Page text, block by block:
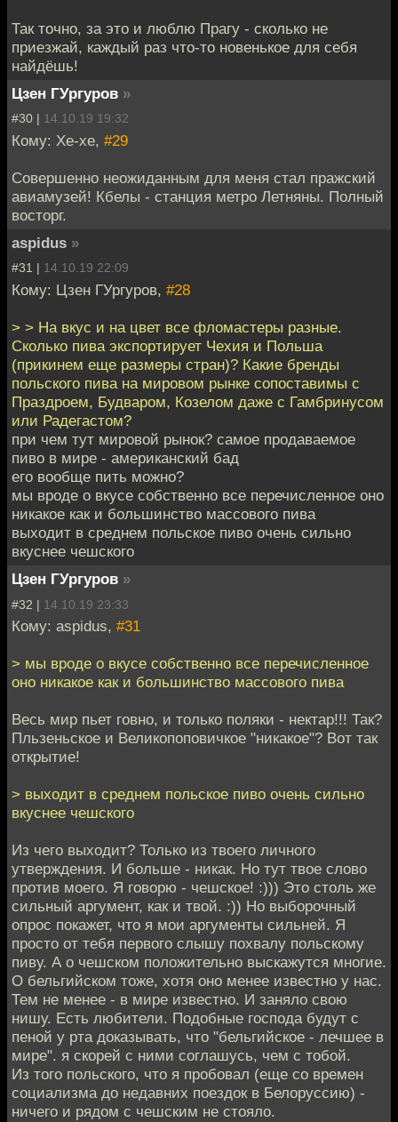
Так точно, за это и люблю Прагу - сколько не
приезжай, каждый раз что-то новенькое для себя
найдёшь!
Цзен ГУргуров »
#30 | 14.10.19 19:32
Кому: Хе-хе, #29
Совершенно неожиданным для меня стал пражский
авиамузей! Кбелы - станция метро Летняны. Полный
восторг.
aspidus »
#31 | 14.10.19 22:09
Кому: Цзен ГУргуров, #28
> > На вкус и на цвет все фломастеры разные.
Сколько пива экспортирует Чехия и Польша
(прикинем еще размеры стран)? Какие бренды
польского пива на мировом рынке сопоставимы с
Праздроем, Будваром, Козелом даже с Гамбринусом
или Радегастом?
при чем тут мировой рынок? самое продаваемое
пиво в мире - американский бад
его вообще пить можно?
мы вроде о вкусе собственно все перечисленное оно
никакое как и большинство массового пива
выходит в среднем польское пиво очень сильно
вкуснее чешского
Цзен ГУргуров »
#32 | 14.10.19 23:33
Кому: aspidus, #31
> мы вроде о вкусе собственно все перечисленное
оно никакое как и большинство массового пива
Весь мир пьет говно, и только поляки - нектар!!! Так?
Пльзеньское и Великопоповичкое "никакое"? Вот так
открытие!
> выходит в среднем польское пиво очень сильно
вкуснее чешского
Из чего выходит? Только из твоего личного
утверждения. И больше - никак. Но тут твое слово
против моего. Я говорю - чешское! :))) Это столь же
сильный аргумент, как и твой. :)) Но выборочный
опрос покажет, что я мои аргументы сильней. Я
просто от тебя первого слышу похвалу польскому
пиву. А о чешском положительно выскажутся многие.
О бельгийском тоже, хотя оно менее известно у нас.
Тем не менее - в мире известно. И заняло свою
нишу. Есть любители. Подобные господа будут с
пеной у рта доказывать, что "бельгийское - лечшее в
мире". я скорей с ними соглашусь, чем с тобой.
Из того польского, что я пробовал (еще со времен
социализма до недавних поездок в Белоруссию) -
ничего и рядом с чешским не стояло.